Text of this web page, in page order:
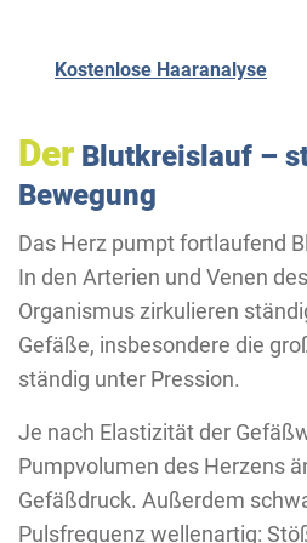
Kostenlose Haaranalyse
Der Blutkreislauf –
Bewegung
Das Herz pumpt fortlaufend
In den Arterien und Venen
Organismus zirkulieren
Gefäße, insbesondere die
ständig unter Pression.
Je nach Elastizität der
Pumpvolumen des Herzens
Gefäßdruck. Außerdem
Pulsfrequenz wellenartig: